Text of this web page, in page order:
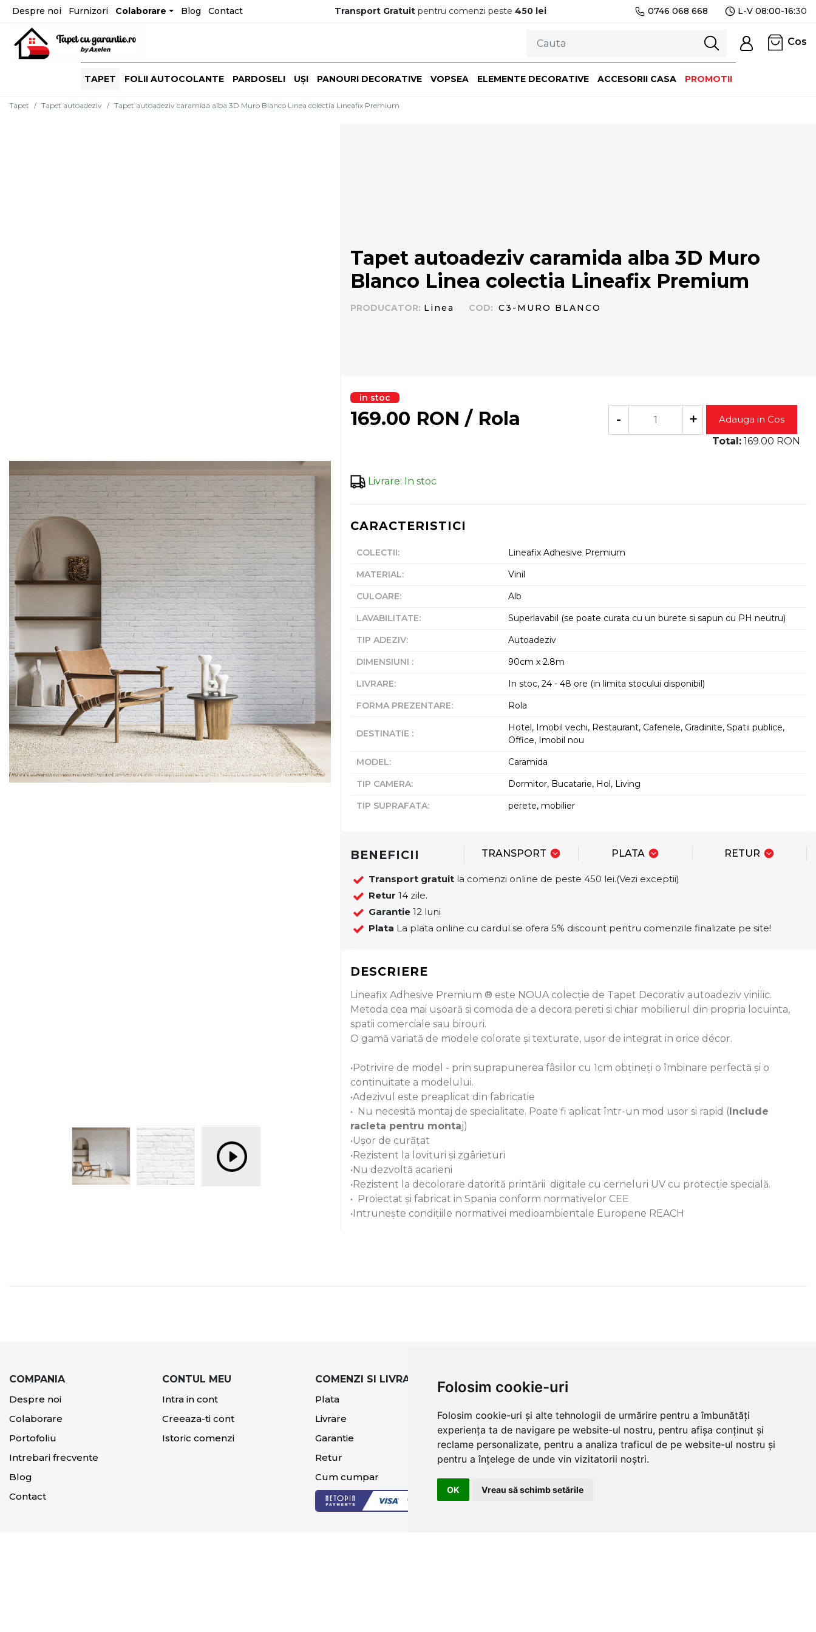
Folosim cookie-uri
Folosim cookie-uri și alte tehnologii de urmărire pentru a îmbunătăți
experiența ta de navigare pe website-ul nostru, pentru afișa conținut și
reclame personalizate, pentru a analiza traficul de pe website-ul nostru și
pentru a înțelege de unde vin vizitatorii noștri.
OK Vreau să schimb setările
Despre noi Furnizori Colaborare Blog Contact Transport Gratuitpentru comenzi peste 450 lei 0746 068 668 L-V 08:00-16:30
Cos
TAPET FOLII AUTOCOLANTE PARDOSELI UȘI PANOURI DECORATIVE VOPSEA ELEMENTE DECORATIVE ACCESORII CASA PROMOTII
Tapet Tapet autoadeziv Tapet autoadeziv caramida alba 3D Muro Blanco Linea colectia Lineafix Premium
Tapet autoadeziv caramida alba 3D Muro
Blanco Linea colectia Lineafix Premium
PRODUCATOR: Linea COD: C3-MURO BLANCO
in stoc
169.00 RON / Rola - +
Adauga in Cos
Total: 169.00 RON
Livrare: In stoc
CARACTERISTICI
COLECTII:
Lineafix Adhesive Premium
MATERIAL:
Vinil
CULOARE:
Alb
LAVABILITATE:
Superlavabil (se poate curata cu un burete si sapun cu PH neutru)
TIP ADEZIV:
Autoadeziv
DIMENSIUNI :
90cm x 2.8m
LIVRARE:
In stoc, 24 - 48 ore (in limita stocului disponibil)
FORMA PREZENTARE: Rola
DESTINATIE :
Hotel, Imobil vechi, Restaurant, Cafenele, Gradinite, Spatii publice,
Office, Imobil nou
MODEL:
Caramida
TIP CAMERA:
Dormitor, Bucatarie, Hol, Living
TIP SUPRAFATA: perete, mobilier
BENEFICII TRANSPORT PLATA RETUR
Transport gratuit la comenzi online de peste 450 lei.(Vezi exceptii)
Retur 14 zile.
Garantie 12 luni
Plata La plata online cu cardul se ofera 5% discount pentru comenzile finalizate pe site!
DESCRIERE
Lineafix Adhesive Premium ® este NOUA colecție de Tapet Decorativ autoadeziv vinilic.
Metoda cea mai ușoară si comoda de a decora pereti si chiar mobilierul din propria locuinta,
spatii comerciale sau birouri.
O gamă variată de modele colorate și texturate, ușor de integrat in orice décor.
•Potrivire de model - prin suprapunerea fâsiilor cu 1cm obțineți o îmbinare perfectă și o
continuitate a modelului.
•Adezivul este preaplicat din fabricatie
• Nu necesită montaj de specialitate. Poate fi aplicat într-un mod usor si rapid (Include
racleta pentru montaj)
•Ușor de curățat
•Rezistent la lovituri și zgârieturi
•Nu dezvoltă acarieni
•Rezistent la decolorare datorită printării digitale cu cerneluri UV cu protecție specială.
• Proiectat și fabricat in Spania conform normativelor CEE
•Intrunește condițiile normativei medioambientale Europene REACH
COMPANIA
Despre noi
Colaborare
Portofoliu
Intrebari frecvente
Blog
Contact
CONTUL MEU
Intra in cont
Creeaza-ti cont
Istoric comenzi
COMENZI SI LIVRARE
Plata
Livrare
Garantie
Retur
Cum cumpar
TERMENI SI CONDITII
Politica de
confidentialitate
Sugestii si reclamatii
Traian, nr. 86-88
Vezi mai multe date de contact